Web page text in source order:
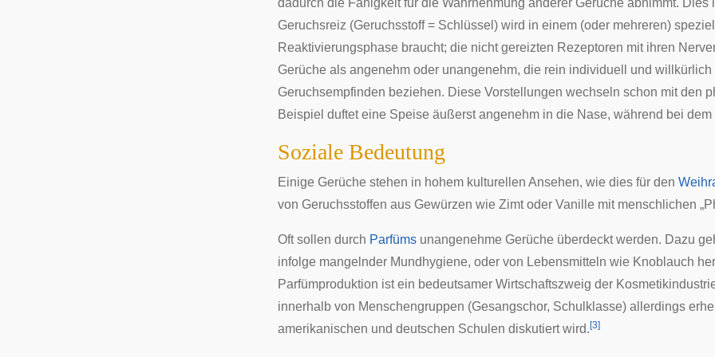
dadurch die Fähigkeit für die Wahrnehmung anderer Gerüche abnimmt.
Geruchsreiz (Geruchsstoff = Schlüssel) wird in einem (oder mehreren)
Reaktivierungsphase braucht; die nicht gereizten Rezeptoren mit ihren
Gerüche als angenehm oder unangenehm, die rein individuell und
Geruchsempfinden beziehen. Diese Vorstellungen wechseln schon mit den
Beispiel duftet eine Speise äußerst angenehm in die Nase, während bei
Soziale Bedeutung
Einige Gerüche stehen in hohem kulturellen Ansehen, wie dies für den
von Geruchsstoffen aus Gewürzen wie Zimt oder Vanille mit menschlichen
Oft sollen durch Parfüms unangenehme Gerüche überdeckt werden. Dazu
infolge mangelnder Mundhygiene, oder von Lebensmitteln wie Knoblauch
Parfümproduktion ist ein bedeutsamer Wirtschaftszweig der
innerhalb von Menschengruppen (Gesangschor, Schulklasse) allerdings
amerikanischen und deutschen Schulen diskutiert wird. [3]